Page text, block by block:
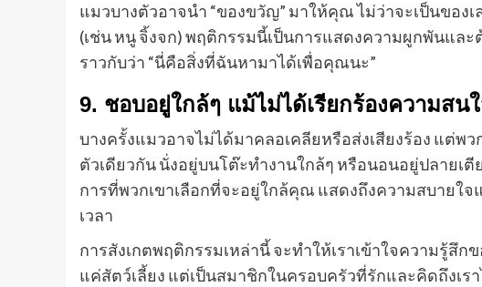
แมวบางตัวอาจนำ “ของขวัญ” มาให้คุณ ไม่ว่าจะเป็นของ
(เช่น หนู จิ้งจก) พฤติกรรมนี้เป็นการแสดงความผูกพันแล
ราวกับว่า “นี่คือสิ่งที่ฉันหามาได้เพื่อคุณนะ”
9. ชอบอยู่ใกล้ๆ แม้ไม่ได้เรียกร้องความสน
บางครั้งแมวอาจไม่ได้มาคลอเคลียหรือส่งเสียงร้อง แต่พ
ตัวเดียวกัน นั่งอยู่บนโต๊ะทำงานใกล้ๆ หรือนอนอยู่ปลายเ
การที่พวกเขาเลือกที่จะอยู่ใกล้คุณ แสดงถึงความสบายใ
เวลา
การสังเกตพฤติกรรมเหล่านี้ จะทำให้เราเข้าใจความรู้สึก
แค่สัตว์เลี้ยง แต่เป็นสมาชิกในครอบครัวที่รักและคิดถึงเ